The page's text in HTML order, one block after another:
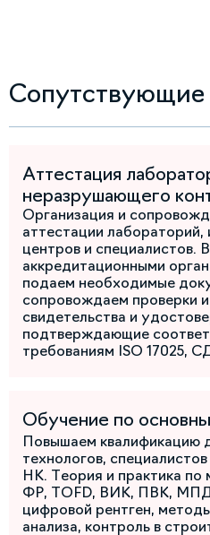
Сопутствующие
Аттестация
неразрушающего
Организация и
аттестации лабораторий,
центров и специалистов.
аккредитационными
подаем необходимые
сопровождаем проверки
свидетельства и
подтверждающие
требованиям ISO 17025,
Обучение по
Повышаем квалификацию
технологов,
НК. Теория и практика
ФР, TOFD, ВИК, ПВК, МПД,
цифровой рентген,
анализа, контроль в